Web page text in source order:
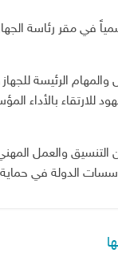
في مقر رئاسة
الرئيسة
بالأداء
التنسيق والعمل
الدولة في